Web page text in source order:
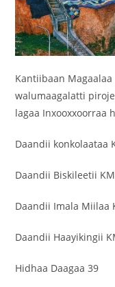
Kantiibaan
walumaagalatti
lagaa Inxooxxoorraa
Daandii konkolaataa
Daandii Biskileetii
Daandii Imala Miilaa
Daandii Haayikingii
Hidhaa Daagaa 39